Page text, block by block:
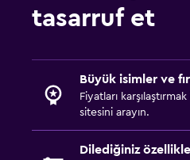
tasarruf et
Büyük isimler ve
Fiyatları
sitesini arayın.
Dilediğiniz